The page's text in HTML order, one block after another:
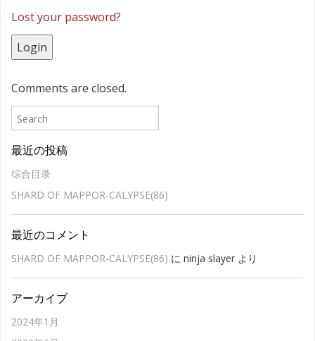
Lost your password?
Comments are closed.
最近の投稿
综合目录
SHARD OF MAPPOR-CALYPSE(86)
最近のコメント
SHARD OF MAPPOR-CALYPSE(86) に ninja slayer より
アーカイブ
2024年1月